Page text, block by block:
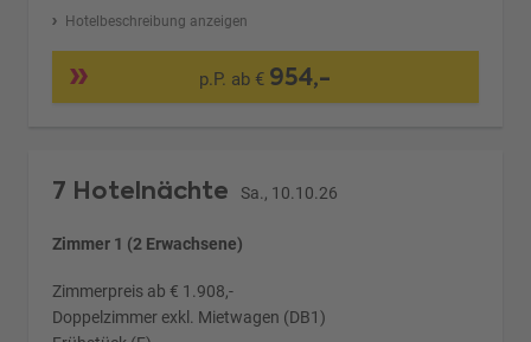
Hotelbeschreibung anzeigen
p.P. ab € 954,-
7 Hotelnächte Sa., 10.10.26
Zimmer 1 (2 Erwachsene)
Zimmerpreis ab € 1.908,-
Doppelzimmer exkl. Mietwagen (DB1)